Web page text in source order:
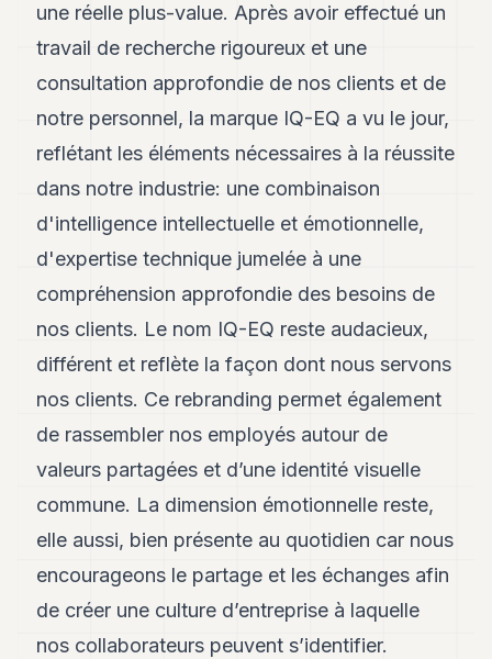
10
Andy
Andy
7
6
Andy
Andy
TECH
ART
VIVRE
ARTS
POLITIQUE
IMMOBILIER
une réelle plus-value. Après avoir effectué un
travail de recherche rigoureux et une
consultation approfondie de nos clients et de
notre personnel, la marque IQ-EQ a vu le jour,
reflétant les éléments nécessaires à la réussite
dans notre industrie: une combinaison
d'intelligence intellectuelle et émotionnelle,
d'expertise technique jumelée à une
compréhension approfondie des besoins de
nos clients. Le nom IQ-EQ reste audacieux,
différent et reflète la façon dont nous servons
nos clients. Ce rebranding permet également
de rassembler nos employés autour de
valeurs partagées et d’une identité visuelle
commune. La dimension émotionnelle reste,
elle aussi, bien présente au quotidien car nous
encourageons le partage et les échanges afin
de créer une culture d’entreprise à laquelle
nos collaborateurs peuvent s’identifier.